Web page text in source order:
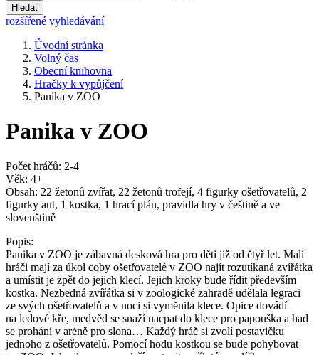
Hledat
rozšířené vyhledávání
Úvodní stránka
Volný čas
Obecní knihovna
Hračky k vypůjčení
Panika v ZOO
Panika v ZOO
Počet hráčů: 2-4
Věk: 4+
Obsah: 22 žetonů zvířat, 22 žetonů trofejí, 4 figurky ošetřovatelů, 2
figurky aut, 1 kostka, 1 hrací plán, pravidla hry v češtině a ve
slovenštině
Popis:
Panika v ZOO je zábavná desková hra pro děti již od čtyř let. Malí
hráči mají za úkol coby ošetřovatelé v ZOO najít rozutíkaná zvířátka
a umístit je zpět do jejich klecí. Jejich kroky bude řídit především
kostka. Nezbedná zvířátka si v zoologické zahradě udělala legraci
ze svých ošetřovatelů a v noci si vyměnila klece. Opice dovádí
na ledové kře, medvěd se snaží nacpat do klece pro papouška a had
se prohání v aréně pro slona… Každý hráč si zvolí postavičku
jednoho z ošetřovatelů. Pomocí hodu kostkou se bude pohybovat